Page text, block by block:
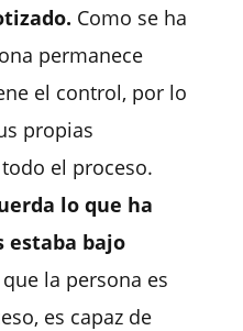
Como se ha
permanece
el control, por lo
propias
el proceso.
lo que ha
estaba bajo
la persona es
es capaz de